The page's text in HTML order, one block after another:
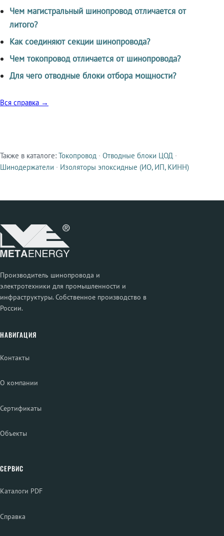
Чем магистральный шинопровод отличается от
литого?
Как соединяют секции шинопровода?
Чем токопровод отличается от шинопровода?
Для чего отводные блоки отбора мощности?
Вся справка →
Смежные продукты
Также в каталоге: Токопровод · Отводные блоки ЦОД ·
Шинодержатели · Изоляторы эпоксидные (ИО, ИП, КИНН)
Производитель шинопровода и
электротехники для промышленности и
инфраструктуры. Собственное производство в
России.
НАВИГАЦИЯ
Контакты
О компании
Сертификаты
Объекты
СЕРВИС
Каталоги PDF
Справка